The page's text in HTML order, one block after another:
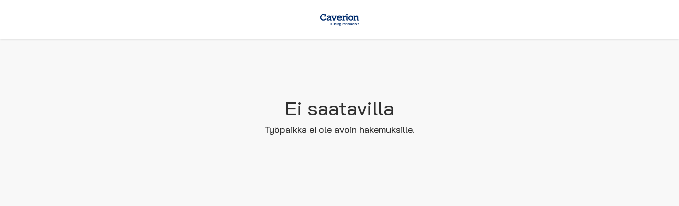
Ei saatavilla
Työpaikka ei ole avoin hakemuksille.